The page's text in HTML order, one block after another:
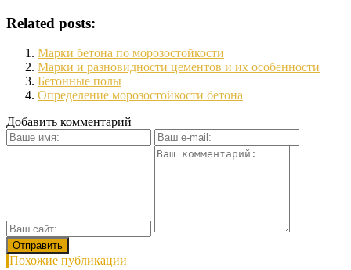
Related posts:
Марки бетона по морозостойкости
Марки и разновидности цементов и их особенности
Бетонные полы
Определение морозостойкости бетона
Добавить комментарий
Похожие публикации